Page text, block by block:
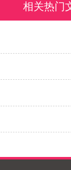
相关热门